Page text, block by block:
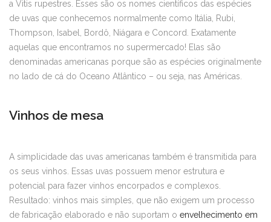
a Vitis rupestres. Esses são os nomes científicos das espécies
de uvas que conhecemos normalmente como Itália, Rubi,
Thompson, Isabel, Bordô, Niágara e Concord. Exatamente
aquelas que encontramos no supermercado! Elas são
denominadas americanas porque são as espécies originalmente
no lado de cá do Oceano Atlântico – ou seja, nas Américas.
Vinhos de mesa
A simplicidade das uvas americanas também é transmitida para
os seus vinhos. Essas uvas possuem menor estrutura e
potencial para fazer vinhos encorpados e complexos.
Resultado: vinhos mais simples, que não exigem um processo
de fabricação elaborado e não suportam o envelhecimento em